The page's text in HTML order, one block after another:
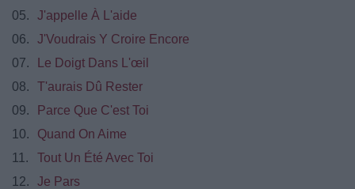
05.
J'appelle À L'aide
06.
J'Voudrais Y Croire Encore
07.
Le Doigt Dans L'œil
08.
T'aurais Dû Rester
09.
Parce Que C'est Toi
10.
Quand On Aime
11.
Tout Un Été Avec Toi
12.
Je Pars